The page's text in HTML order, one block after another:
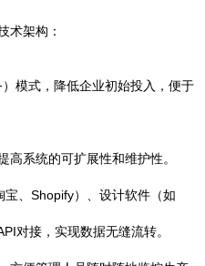
术架构：
）模式，降低企业初始投入，便于
高系统的可扩展性和维护性。
宝、Shopify）、设计软件（如
对接，实现数据无缝流转。